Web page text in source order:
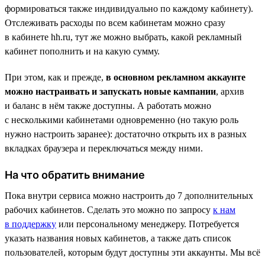
формироваться также индивидуально по каждому кабинету).
Отслеживать расходы по всем кабинетам можно сразу
в кабинете hh.ru, тут же можно выбрать, какой рекламный
кабинет пополнить и на какую сумму.
При этом, как и прежде, в основном рекламном аккаунте
можно настраивать и запускать новые кампании, архив
и баланс в нём также доступны. А работать можно
с несколькими кабинетами одновременно (но такую роль
нужно настроить заранее): достаточно открыть их в разных
вкладках браузера и переключаться между ними.
На что обратить внимание
Пока внутри сервиса можно настроить до 7 дополнительных
рабочих кабинетов. Сделать это можно по запросу к нам
в поддержку или персональному менеджеру. Потребуется
указать названия новых кабинетов, а также дать список
пользователей, которым будут доступны эти аккаунты. Мы всё